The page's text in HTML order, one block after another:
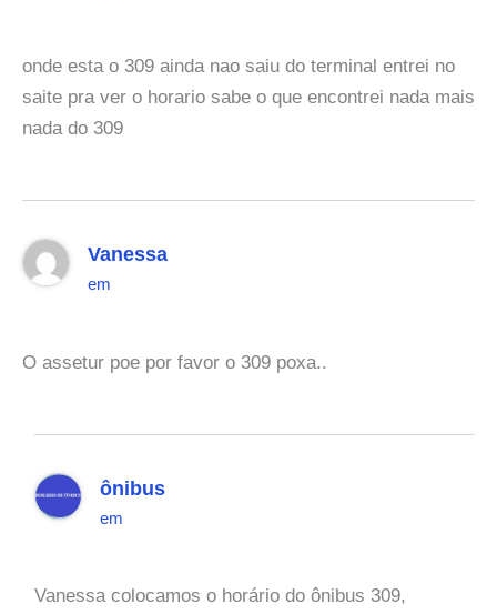
onde esta o 309 ainda nao saiu do terminal entrei no
saite pra ver o horario sabe o que encontrei nada mais
nada do 309
Vanessa
em
O assetur poe por favor o 309 poxa..
ônibus
em
Vanessa colocamos o horário do ônibus 309,